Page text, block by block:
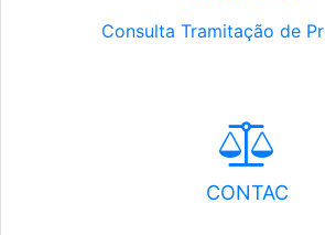
Consulta Tramitação de
CONTAC